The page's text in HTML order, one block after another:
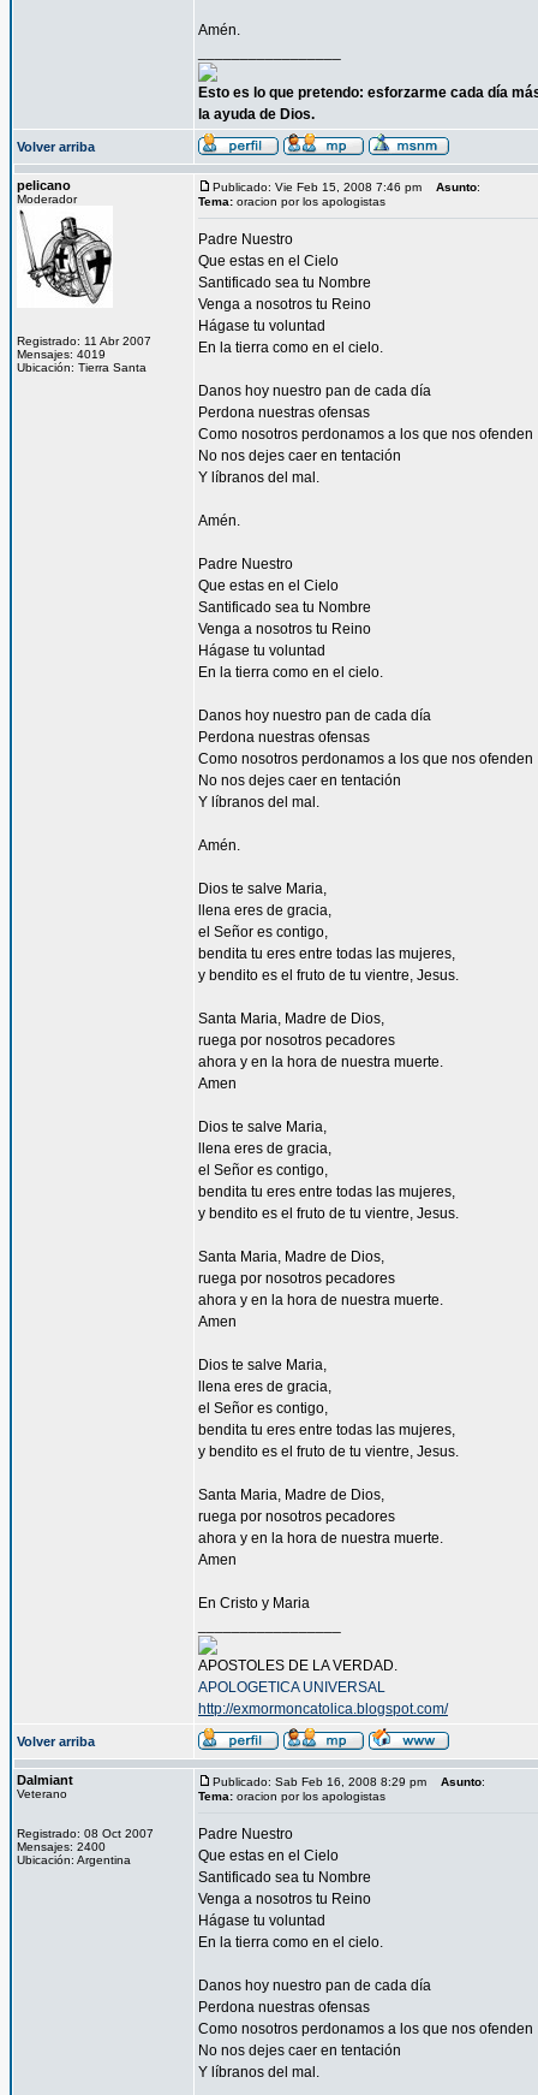
Amén.
Esto es lo que pretendo: esforzarme cada día
la ayuda de Dios.
Volver arriba
pelicano
Moderador
Registrado: 11 Abr 2007
Mensajes: 4019
Ubicación: Tierra Santa
Publicado: Vie Feb 15, 2008 7:46 pm Asunto:
Tema: oracion por los apologistas
Padre Nuestro
Que estas en el Cielo
Santificado sea tu Nombre
Venga a nosotros tu Reino
Hágase tu voluntad
En la tierra como en el cielo.
Danos hoy nuestro pan de cada día
Perdona nuestras ofensas
Como nosotros perdonamos a los que nos ofenden
No nos dejes caer en tentación
Y líbranos del mal.
Amén.
Padre Nuestro
Que estas en el Cielo
Santificado sea tu Nombre
Venga a nosotros tu Reino
Hágase tu voluntad
En la tierra como en el cielo.
Danos hoy nuestro pan de cada día
Perdona nuestras ofensas
Como nosotros perdonamos a los que nos ofenden
No nos dejes caer en tentación
Y líbranos del mal.
Amén.
Dios te salve Maria,
llena eres de gracia,
el Señor es contigo,
bendita tu eres entre todas las mujeres,
y bendito es el fruto de tu vientre, Jesus.
Santa Maria, Madre de Dios,
ruega por nosotros pecadores
ahora y en la hora de nuestra muerte.
Amen
Dios te salve Maria,
llena eres de gracia,
el Señor es contigo,
bendita tu eres entre todas las mujeres,
y bendito es el fruto de tu vientre, Jesus.
Santa Maria, Madre de Dios,
ruega por nosotros pecadores
ahora y en la hora de nuestra muerte.
Amen
Dios te salve Maria,
llena eres de gracia,
el Señor es contigo,
bendita tu eres entre todas las mujeres,
y bendito es el fruto de tu vientre, Jesus.
Santa Maria, Madre de Dios,
ruega por nosotros pecadores
ahora y en la hora de nuestra muerte.
Amen
En Cristo y Maria
APOSTOLES DE LA VERDAD.
APOLOGETICA UNIVERSAL
http://exmormoncatolica.blogspot.com/
Volver arriba
Dalmiant
Veterano
Registrado: 08 Oct 2007
Mensajes: 2400
Ubicación: Argentina
Publicado: Sab Feb 16, 2008 8:29 pm Asunto:
Tema: oracion por los apologistas
Padre Nuestro
Que estas en el Cielo
Santificado sea tu Nombre
Venga a nosotros tu Reino
Hágase tu voluntad
En la tierra como en el cielo.
Danos hoy nuestro pan de cada día
Perdona nuestras ofensas
Como nosotros perdonamos a los que nos ofenden
No nos dejes caer en tentación
Y líbranos del mal.